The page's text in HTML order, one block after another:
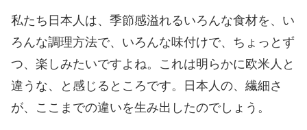
私たち日本人は、季節感溢れるいろんな食材を、い
ろんな調理方法で、いろんな味付けで、ちょっとず
つ、楽しみたいですよね。これは明らかに欧米人と
違うな、と感じるところです。日本人の、繊細さ
が、ここまでの違いを生み出したのでしょう。